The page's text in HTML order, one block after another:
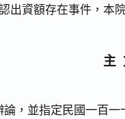
出資額存在事件，本
主
，並指定民國一百